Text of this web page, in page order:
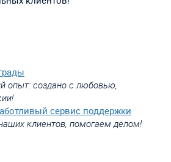
опыт: создано с любовью,
сервис поддержки
клиентов, помогаем делом!